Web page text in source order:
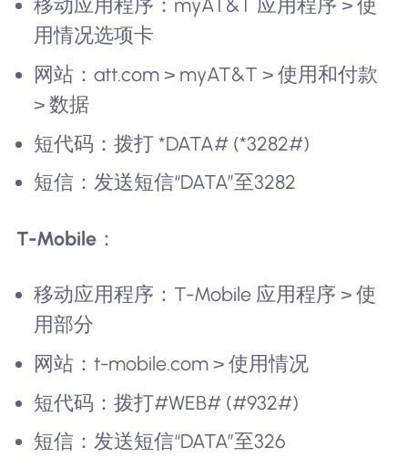
移动应用程序：myAT&T 应用程序 > 使
用情况选项卡
网站：att.com > myAT&T > 使用和付款
> 数据
短代码：拨打 *DATA# (*3282#)
短信：发送短信“DATA”至3282
T-Mobile：
移动应用程序：T-Mobile 应用程序 > 使
用部分
网站：t-mobile.com > 使用情况
短代码：拨打#WEB# (#932#)
短信：发送短信“DATA”至326